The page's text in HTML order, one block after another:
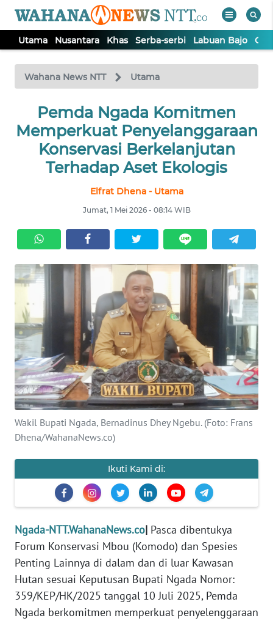
Utama Nusantara Khas Serba-serbi Labuan Bajo
Wahana News NTT Utama
Pemda Ngada Komitmen
Memperkuat Penyelanggaraan
Konservasi Berkelanjutan
Terhadap Aset Ekologis
Elfrat Dhena - Utama
Jumat, 1 Mei 2026 - 08:14 WIB
Wakil Bupati Ngada, Bernadinus Dhey Ngebu. (Foto: Frans
Dhena/WahanaNews.co)
Ikuti Kami di:
Ngada-NTT.WahanaNews.co| Pasca dibentukya
Forum Konservasi Mbou (Komodo) dan Spesies
Penting Lainnya di dalam dan di luar Kawasan
Hutan sesuai Keputusan Bupati Ngada Nomor:
359/KEP/HK/2025 tanggal 10 Juli 2025, Pemda
Ngada berkomitmen memperkuat penyelenggaraan
TV
Tutup
UTAMA
NUSANTARA
SERBI
LABUAN
BAJO
OPINI
Informasi
INDEKS
BERITA
KAMI
INFO
TENTANG
PEDOMAN
MEDIA
SIBER
REDAKSI